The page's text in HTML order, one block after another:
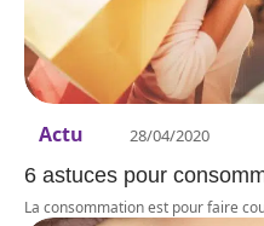
Actu 28/04/2020
6 astuces pour
La consommation est pour faire